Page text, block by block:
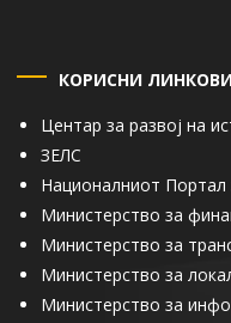
КОРИСНИ
Центар за развој на
ЗЕЛС
Националниот Портал
Министерство за
Министерство за
Министерство за
Министерство за